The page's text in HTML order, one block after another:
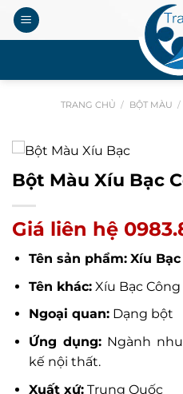
Chuyển
đến
.
TRANG CHỦ / BỘT MÀU /
Bột Màu Xíu Bạc
Giá liên hệ
Tên sản phẩm: Xíu Bạc
Tên khác:Xíu Bạc
Ngoại quan:Dạng bột
Ứng dụng:Ngành
kế nội thất.
Xuất xứ:Trung Quốc